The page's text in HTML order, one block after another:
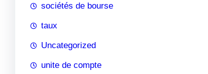
sociétés de bourse
taux
Uncategorized
unite de compte